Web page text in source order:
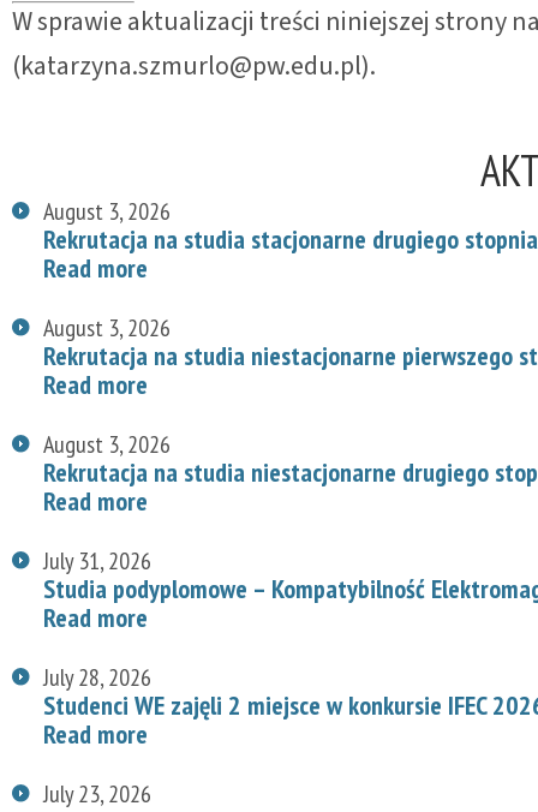
W sprawie aktualizacji treści niniejszej strony
(katarzyna.szmurlo@pw.edu.pl).
August 3, 2026
Rekrutacja na studia stacjonarne drugiego
Read more
August 3, 2026
Rekrutacja na studia niestacjonarne pierwszego
Read more
August 3, 2026
Rekrutacja na studia niestacjonarne drugiego
Read more
July 31, 2026
Studia podyplomowe – Kompatybilność
Read more
July 28, 2026
Studenci WE zajęli 2 miejsce w konkursie IFEC
Read more
July 23, 2026